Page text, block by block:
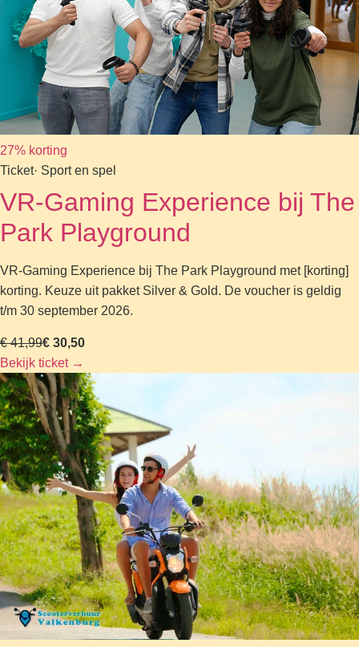
27% korting
Ticket· Sport en spel
VR-Gaming Experience bij The
Park Playground
VR-Gaming Experience bij The Park Playground met [korting]
korting. Keuze uit pakket Silver & Gold. De voucher is geldig
t/m 30 september 2026.
€ 41,99€ 30,50
Bekijk ticket →